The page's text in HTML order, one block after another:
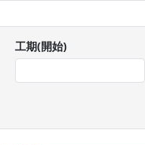
工期(開始)